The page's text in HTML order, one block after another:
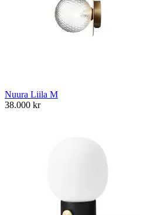
Nuura Liila M
38.000 kr